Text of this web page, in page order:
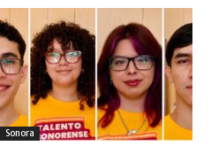
Sonora